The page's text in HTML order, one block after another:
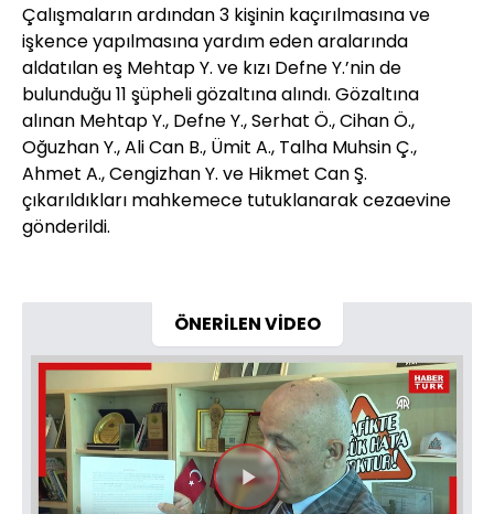
Çalışmaların ardından 3 kişinin kaçırılmasına ve
işkence yapılmasına yardım eden aralarında
aldatılan eş Mehtap Y. ve kızı Defne Y.’nin de
bulunduğu 11 şüpheli gözaltına alındı. Gözaltına
alınan Mehtap Y., Defne Y., Serhat Ö., Cihan Ö.,
Oğuzhan Y., Ali Can B., Ümit A., Talha Muhsin Ç.,
Ahmet A., Cengizhan Y. ve Hikmet Can Ş.
çıkarıldıkları mahkemece tutuklanarak cezaevine
gönderildi.
ÖNERİLEN VİDEO
Videoyu